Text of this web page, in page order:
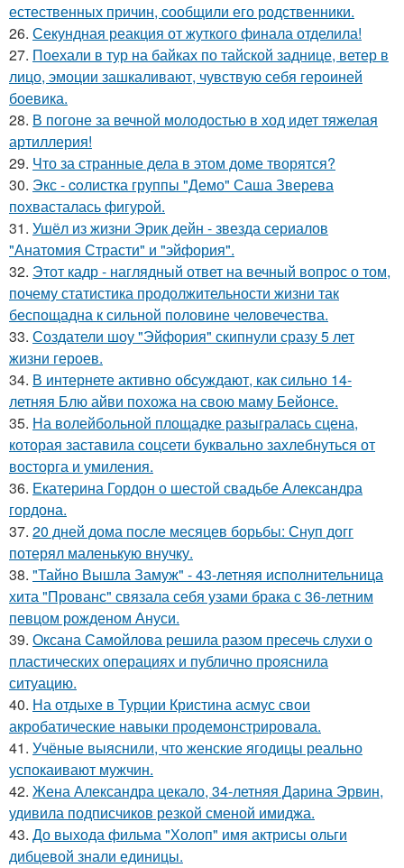
естественных причин, сообщили его родственники.
26. Секундная реакция от жуткого финала отделила!
27. Поехали в тур на байках по тайской заднице, ветер в
лицо, эмоции зашкаливают, чувствую себя героиней
боевика.
28. В погоне за вечной молодостью в ход идет тяжелая
артиллерия!
29. Что за странные дела в этом доме творятся?
30. Экс - coлистка группы "Демо" Саша Зверева
пoхвасталась фигуpoй.
31. Ушёл из жизни Эрик дейн - звезда сериалов
"Анатомия Страсти" и "эйфория".
32. Этот кадр - наглядный ответ на вечный вопрос о том,
почему статистика продолжительности жизни так
беспощадна к сильной половине человечества.
33. Создатели шоу "Эйфория" скипнули сразу 5 лет
жизни героев.
34. В интернете активно обсуждают, как сильно 14-
летняя Блю айви похожа на свою маму Бейонсе.
35. На волейбольной площадке разыгралась сцена,
которая заставила соцсети буквально захлебнуться от
восторга и умиления.
36. Екатерина Гордон о шестой свадьбе Александра
гордона.
37. 20 дней дома после месяцев борьбы: Снуп догг
потерял маленькую внучку.
38. "Тайно Вышла Замуж" - 43-летняя исполнительница
хита "Прованс" связала себя узами брака с 36-летним
певцом рожденом Ануси.
39. Оксана Самойлова решила разом пресечь слухи о
пластических операциях и публично прояснила
ситуацию.
40. На отдыхе в Турции Кристина асмус свои
акробатические навыки продемонстрировала.
41. Учёные выяснили, что женские ягодицы реально
успокаивают мужчин.
42. Жена Александра цекало, 34-летняя Дарина Эрвин,
удивила подписчиков резкой сменой имиджа.
43. До выхода фильма "Холоп" имя актрисы ольги
дибцевой знали единицы.